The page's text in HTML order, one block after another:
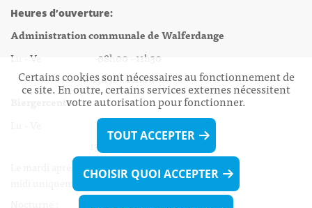
Heures d’ouverture:
Administration communale de Walferdange
Lu - Ve 08h00 - 11h30
13h30 - 16h00
Biergercenter
Lu - Ve 08h00 - 11h30
13h30 - 16h00
Le mardi après-midi et le vendredi après-
midi uniquement sur Rdv.
Certains cookies sont nécessaires au fonctionnement de
ce site. En outre, certains services externes nécessitent
votre autorisation pour fonctionner.
TOUT ACCEPTER
CHOISIR QUOI ACCEPTER